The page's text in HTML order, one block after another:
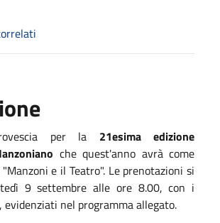
per la 21esima edizione
che quest'anno avrà come
e il Teatro". Le prenotazioni si
9 settembre alle ore 8.00, con i
evidenziati nel programma allegato.